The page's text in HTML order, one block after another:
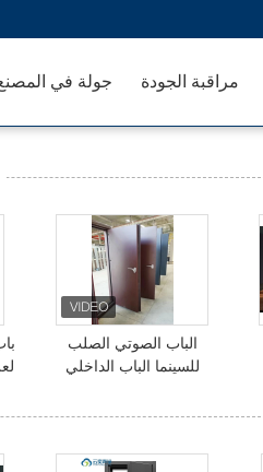
جولة في مراقبة الجودة
الباب الصوتي الصلب
للسينما الباب الداخلي